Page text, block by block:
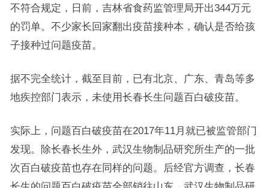
不符合规定，日前，吉林省食药监管理局开出344万元
的罚单。不少家长回家翻出疫苗接种本，确认是否给孩
子接种过问题疫苗。
据不完全统计，截至目前，已有北京、广东、青岛等多
地疾控部门表示，未使用长春长生问题百白破疫苗。
实际上，问题百白破疫苗在2017年11月就已被监管部门
发现。除长春长生外，武汉生物制品研究所生产的一批
次百白破疫苗也存在同样的问题。后经官方调查，长春